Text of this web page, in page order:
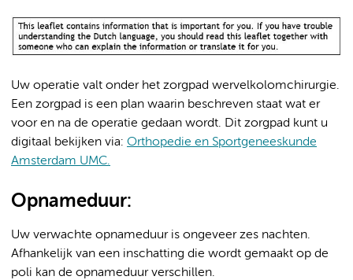
Uw operatie valt onder het zorgpad wervelkolomchirurgie.
Een zorgpad is een plan waarin beschreven staat wat er
voor en na de operatie gedaan wordt. Dit zorgpad kunt u
digitaal bekijken via: Orthopedie en Sportgeneeskunde
Amsterdam UMC.
Opnameduur:
Uw verwachte opnameduur is ongeveer zes nachten.
Afhankelijk van een inschatting die wordt gemaakt op de
poli kan de opnameduur verschillen.